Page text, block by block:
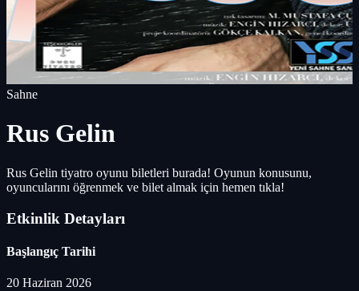
Sahne
Rus Gelin
Rus Gelin tiyatro oyunu biletleri burada! Oyunun konusunu,
oyuncularını öğrenmek ve bilet almak için hemen tıkla!
Etkinlik Detayları
Başlangıç Tarihi
20 Haziran 2026